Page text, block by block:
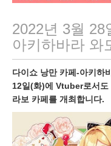
2022년 3월 28
아키하바라 와
다이쇼 낭만 카페-아키하
12일(화)에 Vtuber로서도
라보 카페를 개최합니다.